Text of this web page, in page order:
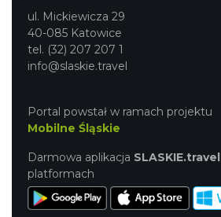
Chorzów
4.73 km
ul. Mickiewicza 29
40-085 Katowice
tel. (32) 207 207 1
info@slaskie.travel
Portal powstał w ramach projektu
Mobilne Śląskie
Darmowa aplikacja SLASKIE.travel
platformach